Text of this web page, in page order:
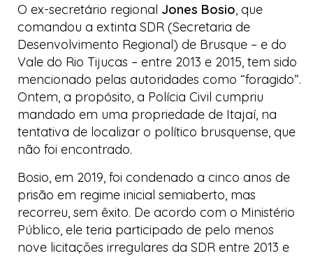
O ex-secretário regional Jones Bosio, que
comandou a extinta SDR (Secretaria de
Desenvolvimento Regional) de Brusque – e do
Vale do Rio Tijucas – entre 2013 e 2015, tem sido
mencionado pelas autoridades como “foragido”.
Ontem, a propósito, a Polícia Civil cumpriu
mandado em uma propriedade de Itajaí, na
tentativa de localizar o político brusquense, que
não foi encontrado.
Bosio, em 2019, foi condenado a cinco anos de
prisão em regime inicial semiaberto, mas
recorreu, sem êxito. De acordo com o Ministério
Público, ele teria participado de pelo menos
nove licitações irregulares da SDR entre 2013 e